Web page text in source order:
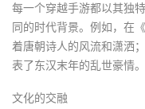
每一个穿越手游都以其独
同的时代背景。例如，在
着唐朝诗人的风流和潇洒
表了东汉末年的乱世豪情。
文化的交融